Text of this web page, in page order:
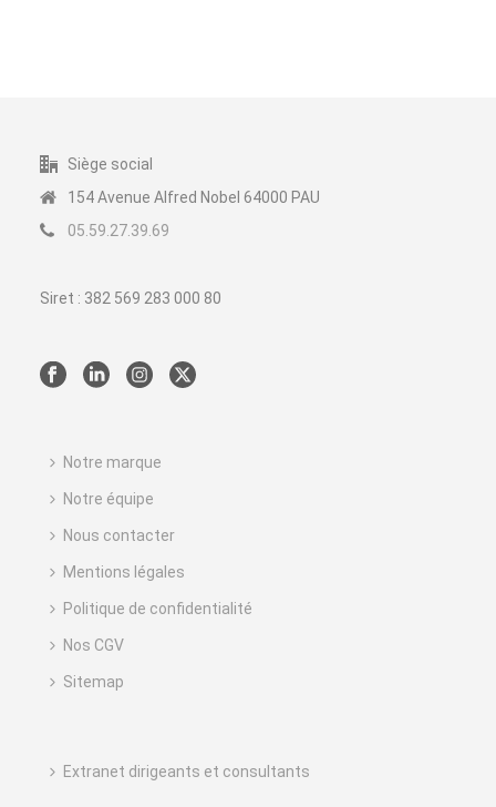
Siège social
154 Avenue Alfred Nobel 64000 PAU
05.59.27.39.69
Siret : 382 569 283 000 80
Notre marque
Notre équipe
Nous contacter
Mentions légales
Politique de confidentialité
Nos CGV
Sitemap
Extranet dirigeants et consultants